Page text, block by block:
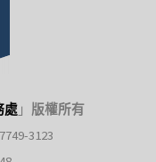
處 」 版權所有
3123